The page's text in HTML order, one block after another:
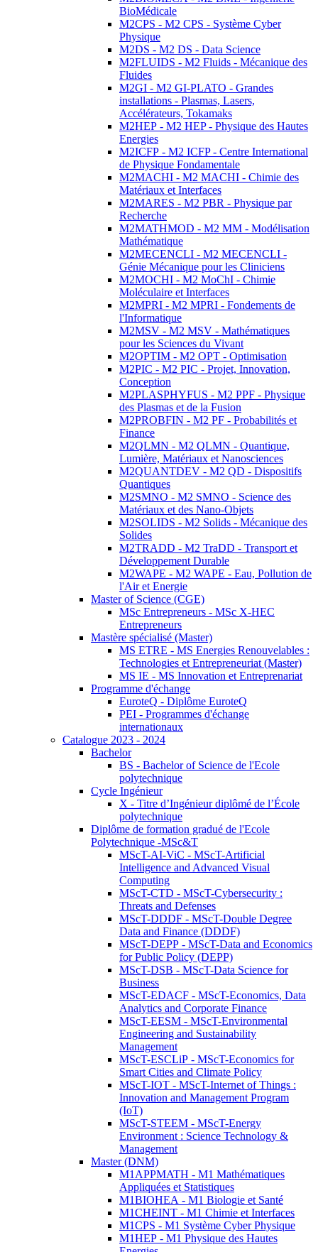
BioMédicale
M2CPS - M2 CPS - Système Cyber
Physique
M2DS - M2 DS - Data Science
M2FLUIDS - M2 Fluids - Mécanique des
Fluides
M2GI - M2 GI-PLATO - Grandes
installations - Plasmas, Lasers,
Accélérateurs, Tokamaks
M2HEP - M2 HEP - Physique des Hautes
Energies
M2ICFP - M2 ICFP - Centre International
de Physique Fondamentale
M2MACHI - M2 MACHI - Chimie des
Matériaux et Interfaces
M2MARES - M2 PBR - Physique par
Recherche
M2MATHMOD - M2 MM - Modélisation
Mathématique
M2MECENCLI - M2 MECENCLI -
Génie Mécanique pour les Cliniciens
M2MOCHI - M2 MoChI - Chimie
Moléculaire et Interfaces
M2MPRI - M2 MPRI - Fondements de
l'Informatique
M2MSV - M2 MSV - Mathématiques
pour les Sciences du Vivant
M2OPTIM - M2 OPT - Optimisation
M2PIC - M2 PIC - Projet, Innovation,
Conception
M2PLASPHYFUS - M2 PPF - Physique
des Plasmas et de la Fusion
M2PROBFIN - M2 PF - Probabilités et
Finance
M2QLMN - M2 QLMN - Quantique,
Lumière, Matériaux et Nanosciences
M2QUANTDEV - M2 QD - Dispositifs
Quantiques
M2SMNO - M2 SMNO - Science des
Matériaux et des Nano-Objets
M2SOLIDS - M2 Solids - Mécanique des
Solides
M2TRADD - M2 TraDD - Transport et
Développement Durable
M2WAPE - M2 WAPE - Eau, Pollution de
l'Air et Energie
Master of Science (CGE)
MSc Entrepreneurs - MSc X-HEC
Entrepreneurs
Mastère spécialisé (Master)
MS ETRE - MS Energies Renouvelables :
Technologies et Entrepreneuriat (Master)
MS IE - MS Innovation et Entreprenariat
Programme d'échange
EuroteQ - Diplôme EuroteQ
PEI - Programmes d'échange
internationaux
Catalogue 2023 - 2024
Bachelor
BS - Bachelor of Science de l'Ecole
polytechnique
Cycle Ingénieur
X - Titre d’Ingénieur diplômé de l’École
polytechnique
Diplôme de formation gradué de l'Ecole
Polytechnique -MSc&T
MScT-AI-ViC - MScT-Artificial
Intelligence and Advanced Visual
Computing
MScT-CTD - MScT-Cybersecurity :
Threats and Defenses
MScT-DDDF - MScT-Double Degree
Data and Finance (DDDF)
MScT-DEPP - MScT-Data and Economics
for Public Policy (DEPP)
MScT-DSB - MScT-Data Science for
Business
MScT-EDACF - MScT-Economics, Data
Analytics and Corporate Finance
MScT-EESM - MScT-Environmental
Engineering and Sustainability
Management
MScT-ESCLiP - MScT-Economics for
Smart Cities and Climate Policy
MScT-IOT - MScT-Internet of Things :
Innovation and Management Program
(IoT)
MScT-STEEM - MScT-Energy
Environment : Science Technology &
Management
Master (DNM)
M1APPMATH - M1 Mathématiques
Appliquées et Statistiques
M1BIOHEA - M1 Biologie et Santé
M1CHEINT - M1 Chimie et Interfaces
M1CPS - M1 Système Cyber Physique
M1HEP - M1 Physique des Hautes